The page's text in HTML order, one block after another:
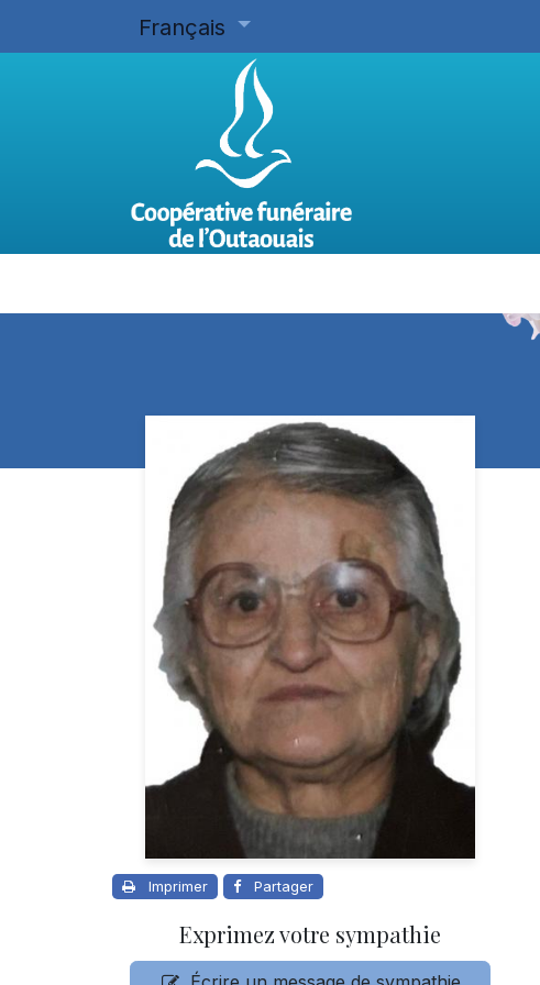
Français
Imprimer Partager
Exprimez votre sympathie